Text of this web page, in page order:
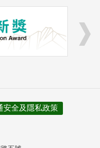
安全及隱私政策